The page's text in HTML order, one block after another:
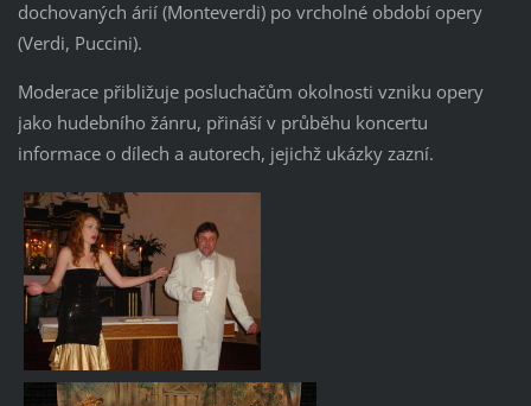
dochovaných árií (Monteverdi) po vrcholné období opery
(Verdi, Puccini).
Moderace přibližuje posluchačům okolnosti vzniku opery
jako hudebního žánru, přináší v průběhu koncertu
informace o dílech a autorech, jejichž ukázky zazní.